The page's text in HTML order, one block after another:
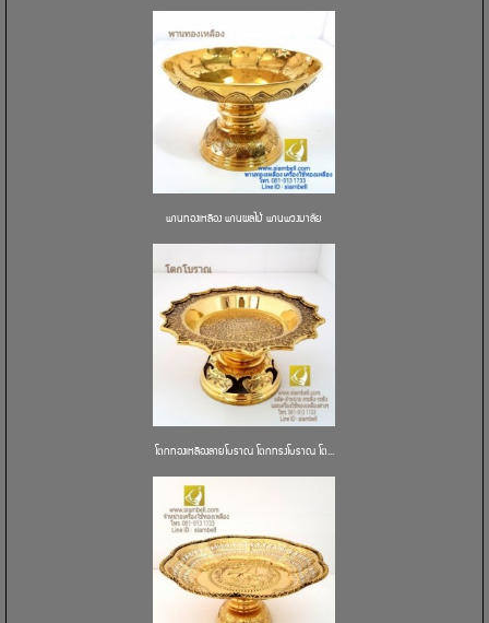
พานทองเหลือง พานผลไม้ พานพวงมาลัย
โตกทองเหลืองลายโบราณ โตกทรงโบราณ โต...